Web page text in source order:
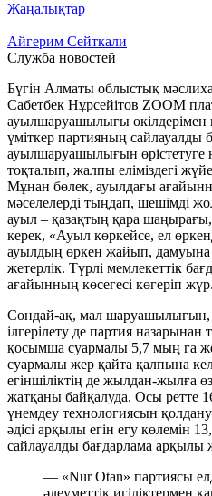
Жаңалықтар
Айгерим Сейткали
Служба новостей
Бүгін Алматы облыстық
Сабетбек Нұрсейітов ZOOM
ауылшаруашылығы өкілдерімен
үміткер партияның сайлауалды
ауылшаруашылығын өрістетуге
тоқталып, жалпы еліміздегі
Мұнан бөлек, ауылдағы
мәселелерді тыңдап, шешімді
ауыл – қазақтың қара
керек, «Ауыл көркейсе, ел
ауылдың өркен жайып,
жетерлік. Түрлі мемлекеттік
ағайынның көсегесі көгеріп жүр.
Сондай-ақ, мал
ілгерілету де партия
қосымша суармалы 5,7 мың га
суармалы жер қайта қалпына
егіншіліктің де жылдан-
жатқаны байқалуда. Осы ретте
үнемдеу технологиясын
әдісі арқылы егін егу көлемін
сайлауалды бағдарлама арқылы
— «Nur Otan» партиясы